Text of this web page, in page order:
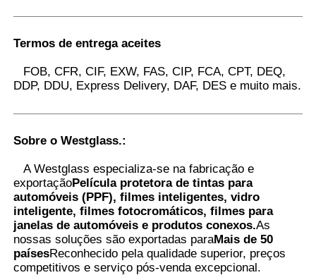
Termos de entrega aceites
FOB, CFR, CIF, EXW, FAS, CIP, FCA, CPT, DEQ,
DDP, DDU, Express Delivery, DAF, DES e muito mais.
Sobre o Westglass.:
A Westglass especializa-se na fabricação e
exportaçãoPelícula protetora de tintas para
automóveis (PPF), filmes inteligentes, vidro
inteligente, filmes fotocromáticos, filmes para
janelas de automóveis e produtos conexos.As
nossas soluções são exportadas paraMais de 50
paísesReconhecido pela qualidade superior, preços
competitivos e serviço pós-venda excepcional.